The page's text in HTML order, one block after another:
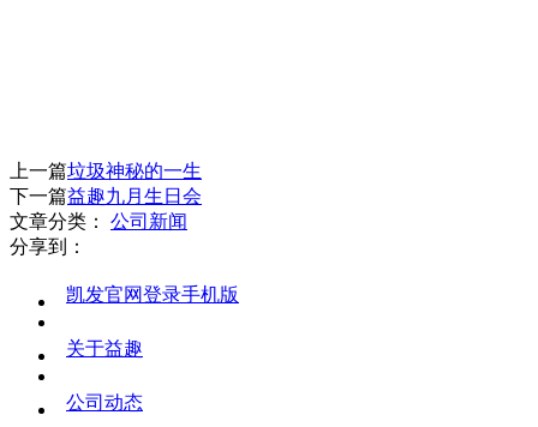
上一篇垃圾神秘的一生
下一篇益趣九月生日会
文章分类：
公司新闻
分享到：
凯发官网登录手机版
关于益趣
公司动态